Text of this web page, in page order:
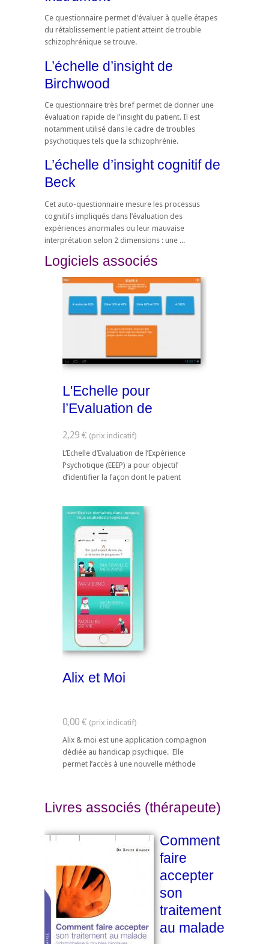
Ce questionnaire permet d'évaluer à quelle étapes
du rétablissement le patient atteint de trouble
schizophrénique se trouve.
L’échelle d’insight de
Birchwood
Ce questionnaire très bref permet de donner une
évaluation rapide de l'insight du patient. Il est
notamment utilisé dans le cadre de troubles
psychotiques tels que la schizophrénie.
L’échelle d’insight cognitif de
Beck
Cet auto-questionnaire mesure les processus
cognitifs impliqués dans l’évaluation des
expériences anormales ou leur mauvaise
interprétation selon 2 dimensions : une ...
Logiciels associés
L'Echelle pour
l’Evaluation de
Psychotique
2,29 €
L’Echelle d’Evaluation de l’Expérience
Psychotique (EEEP) a pour objectif
d’identifier la façon dont le patient
trouble, la perception ...
Alix et Moi
0,00 €
Alix & moi est une application compagnon
dédiée au handicap psychique. Elle
permet l’accès à une nouvelle méthode
Livres associés (thérapeute)
Comment
faire
accepter
son
traitement
au malade